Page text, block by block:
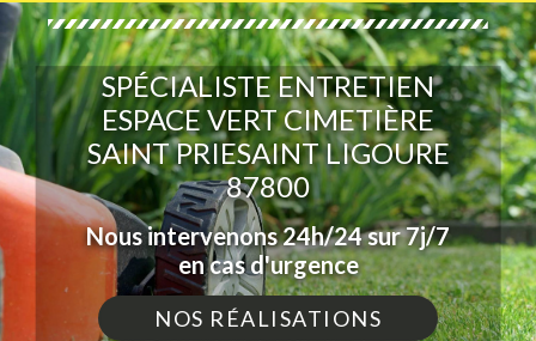
SPÉCIALISTE ENTRETIEN
ESPACE VERT CIMETIÈRE
SAINT PRIESAINT LIGOURE
87800
Nous intervenons 24h/24 sur 7j/7
en cas d'urgence
NOS RÉALISATIONS